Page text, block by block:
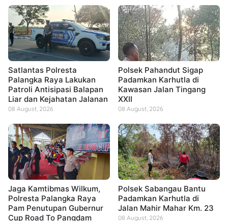
Satlantas Polresta
Palangka Raya Lakukan
Patroli Antisipasi Balapan
Liar dan Kejahatan Jalanan
08 August, 2026
Polsek Pahandut Sigap
Padamkan Karhutla di
Kawasan Jalan Tingang
XXII
08 August, 2026
Jaga Kamtibmas Wilkum,
Polresta Palangka Raya
Pam Penutupan Gubernur
Cup Road To Pangdam
Polsek Sabangau Bantu
Padamkan Karhutla di
Jalan Mahir Mahar Km. 23
08 August, 2026